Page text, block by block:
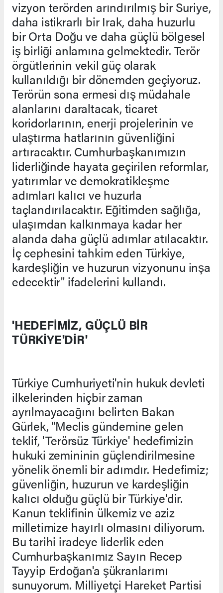
vizyon terörden arındırılmış bir Suriye,
daha istikrarlı bir Irak, daha huzurlu
bir Orta Doğu ve daha güçlü bölgesel
iş birliği anlamına gelmektedir. Terör
örgütlerinin vekil güç olarak
kullanıldığı bir dönemden geçiyoruz.
Terörün sona ermesi dış müdahale
alanlarını daraltacak, ticaret
koridorlarının, enerji projelerinin ve
ulaştırma hatlarının güvenliğini
artıracaktır. Cumhurbaşkanımızın
liderliğinde hayata geçirilen reformlar,
yatırımlar ve demokratikleşme
adımları kalıcı ve huzurla
taçlandırılacaktır. Eğitimden sağlığa,
ulaşımdan kalkınmaya kadar her
alanda daha güçlü adımlar atılacaktır.
İç cephesini tahkim eden Türkiye,
kardeşliğin ve huzurun vizyonunu inşa
edecektir" ifadelerini kullandı.
'HEDEFİMİZ, GÜÇLÜ BİR
TÜRKİYE'DİR'
Türkiye Cumhuriyeti'nin hukuk devleti
ilkelerinden hiçbir zaman
ayrılmayacağını belirten Bakan
Gürlek, "Meclis gündemine gelen
teklif, 'Terörsüz Türkiye' hedefimizin
hukuki zemininin güçlendirilmesine
yönelik önemli bir adımdır. Hedefimiz;
güvenliğin, huzurun ve kardeşliğin
kalıcı olduğu güçlü bir Türkiye'dir.
Kanun teklifinin ülkemiz ve aziz
milletimize hayırlı olmasını diliyorum.
Bu tarihi iradeye liderlik eden
Cumhurbaşkanımız Sayın Recep
Tayyip Erdoğan'a şükranlarımı
sunuyorum. Milliyetçi Hareket Partisi